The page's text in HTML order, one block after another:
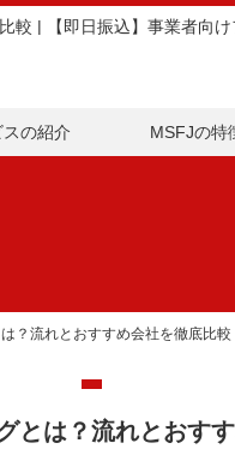
の紹介 MSFJの特
？流れとおすすめ会社を徹底比較
とは？流れとおす